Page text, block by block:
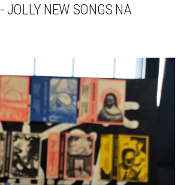
JOLLY NEW SONGS NA